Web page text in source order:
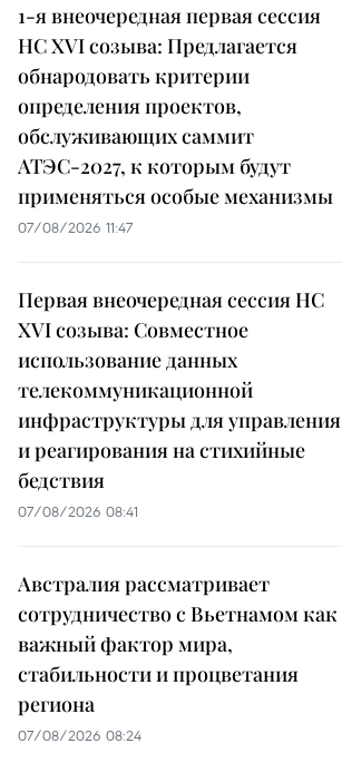
1-я внеочередная первая сессия
НС XVI созыва: Предлагается
обнародовать критерии
определения проектов,
обслуживающих саммит
АТЭС-2027, к которым будут
применяться особые механизмы
07/08/2026 11:47
Первая внеочередная сессия НС
XVI созыва: Совместное
использование данных
телекоммуникационной
инфраструктуры для управления
и реагирования на стихийные
бедствия
07/08/2026 08:41
Австралия рассматривает
сотрудничество с Вьетнамом как
важный фактор мира,
стабильности и процветания
региона
07/08/2026 08:24